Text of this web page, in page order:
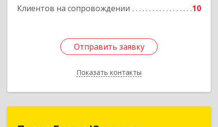
Клиентов на сопровождении 10
Отправить заявку
Показать контакты
Отправить заявку
Назад